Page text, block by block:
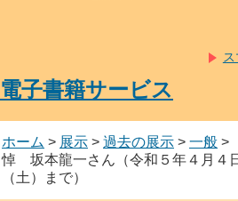
電子書籍サービス
ホーム > 展示 > 過去の展示 > 一般 >
悼 坂本龍一さん（令和５年４月４
（土）まで）